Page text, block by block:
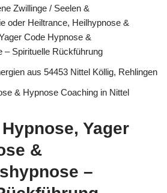
Zwillinge / Seelen &
oder Heiltrance, Heilhypnose &
Code Hypnose &
– Spirituelle Rückführung
aus 54453 Nittel Köllig, Rehlingen
& Hypnose Coaching in Nittel
Yager
&
–